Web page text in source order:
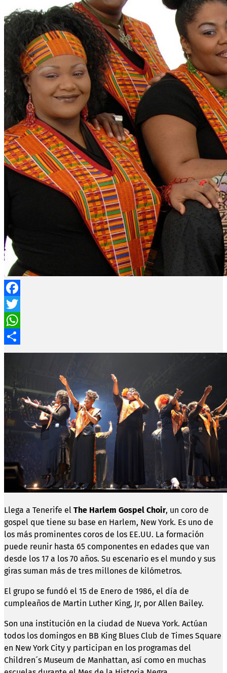
Facebook
Twitter
WhatsApp
Compartir
Llega a Tenerife el The Harlem Gospel Choir, un coro de
gospel que tiene su base en Harlem, New York. Es uno de
los más prominentes coros de los EE.UU. La formación
puede reunir hasta 65 componentes en edades que van
desde los 17 a los 70 años. Su escenario es el mundo y sus
giras suman más de tres millones de kilómetros.
El grupo se fundó el 15 de Enero de 1986, el día de
cumpleaños de Martin Luther King, Jr, por Allen Bailey.
Son una institución en la ciudad de Nueva York. Actúan
todos los domingos en BB King Blues Club de Times Square
en New York City y participan en los programas del
Children´s Museum de Manhattan, así como en muchas